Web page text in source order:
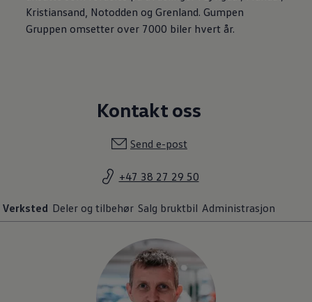
Kristiansand, Notodden og Grenland. Gumpen
Gruppen omsetter over 7000 biler hvert år.
Kontakt oss
Send e-post
+47 38 27 29 50
Verksted Deler og tilbehør Salg bruktbil Administrasjon